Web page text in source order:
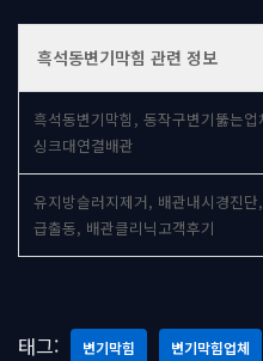
흑석동변기막힘 관련 정보
흑석동변기막힘, 동작구변기뚫는
싱크대연결배관
유지방슬러지제거, 배관내시경진
급출동, 배관클리닉고객후기
태그: 변기막힘 변기막힘업체